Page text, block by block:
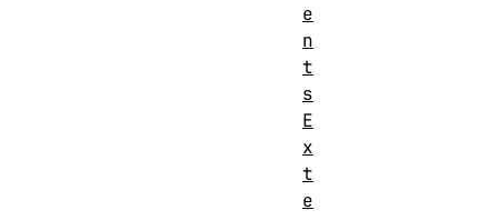
e
n
t
s
E
x
t
e